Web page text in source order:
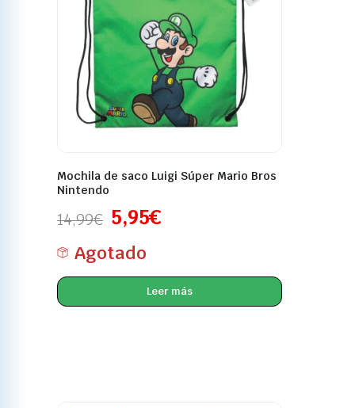
Mochila de saco Luigi Súper Mario Bros
Nintendo
14,99€ 5,95€
Agotado
Leer más